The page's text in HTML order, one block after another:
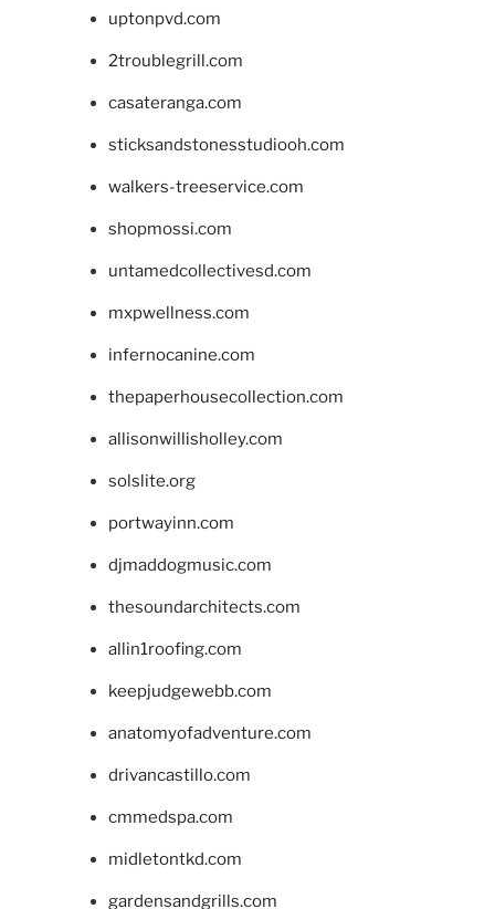
uptonpvd.com
2troublegrill.com
casateranga.com
sticksandstonesstudiooh.com
walkers-treeservice.com
shopmossi.com
untamedcollectivesd.com
mxpwellness.com
infernocanine.com
thepaperhousecollection.com
allisonwillisholley.com
solslite.org
portwayinn.com
djmaddogmusic.com
thesoundarchitects.com
allin1roofing.com
keepjudgewebb.com
anatomyofadventure.com
drivancastillo.com
cmmedspa.com
midletontkd.com
gardensandgrills.com